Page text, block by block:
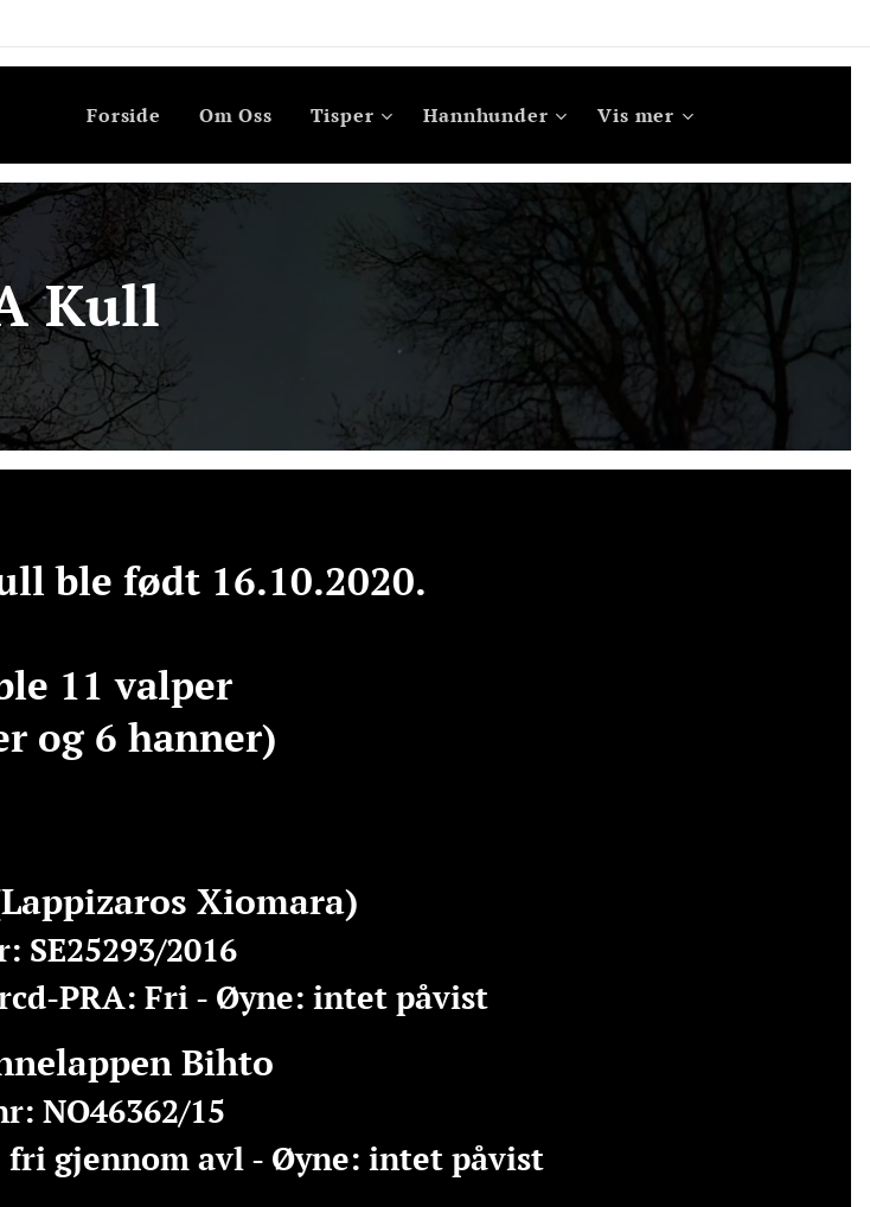
Forside Om Oss Tisper Hannhunder Vis mer
Kull
ble født 16.10.2020.
11 valper
og 6 hanner)
Xiomara)
SE25293/2016
PRA: Fri - Øyne: intet påvist
Bihto
NO46362/15
fri gjennom avl - Øyne: intet påvist